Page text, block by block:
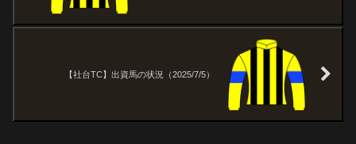
【社台TC】出資馬の状況（2025/7/5）